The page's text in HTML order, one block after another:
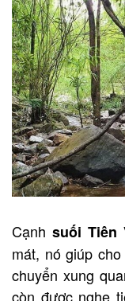
Cạnh suối Tiên
mát, nó giúp
chuyển xung
còn được nghe